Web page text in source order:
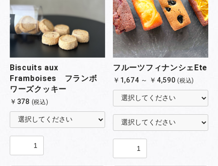
Biscuits aux
Framboises フランボ
ワーズクッキー
￥378 (税込)
フルーツフィナンシェEte
￥1,674 ～ ￥4,590 (税込)